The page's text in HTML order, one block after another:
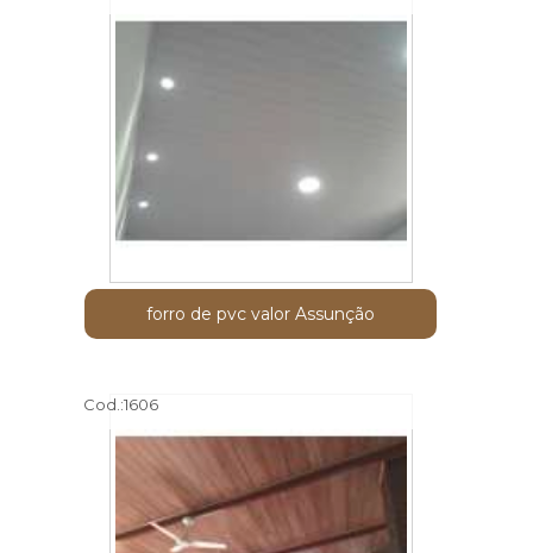
forro de pvc valor Assunção
Cod.:1606